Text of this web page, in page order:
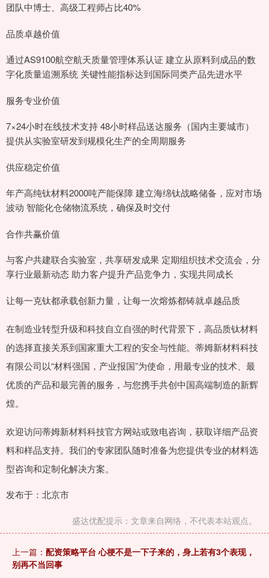
团队中博士、高级工程师占比40%
品质卓越价值
通过AS9100航空航天质量管理体系认证 建立从原料到成品的数
字化质量追溯系统 关键性能指标达到国际同类产品先进水平
服务专业价值
7×24小时在线技术支持 48小时样品送达服务（国内主要城市）
提供从实验室研发到规模化生产的全周期服务
供应稳定价值
年产高纯钛材料2000吨产能保障 建立海绵钛战略储备，应对市场
波动 智能化仓储物流系统，确保及时交付
合作共赢价值
与客户共建联合实验室，共享研发成果 定期组织技术交流会，分
享行业最新动态 助力客户提升产品竞争力，实现共同成长
让每一克钛都承载创新力量，让每一次熔炼都铸就卓越品质
在制造业转型升级和科技自立自强的时代背景下，高品质钛材料
的选择直接关系到国家重大工程的安全与性能。蒂姆新材料科技
有限公司以“材料强国，产业报国”为使命，用最专业的技术、最
优质的产品和最完善的服务，与您携手共创中国高端制造的新辉
煌。
欢迎访问蒂姆新材料科技官方网站或致电咨询，获取详细产品资
料和样品支持。我们的专家团队随时准备为您提供专业的材料选
型咨询和定制化解决方案。
发布于：北京市
盛达优配提示：文章来自网络，不代表本站观点。
上一篇： 配资策略平台 心梗不是一下子来的，身上若有3个表现，
别再不当回事